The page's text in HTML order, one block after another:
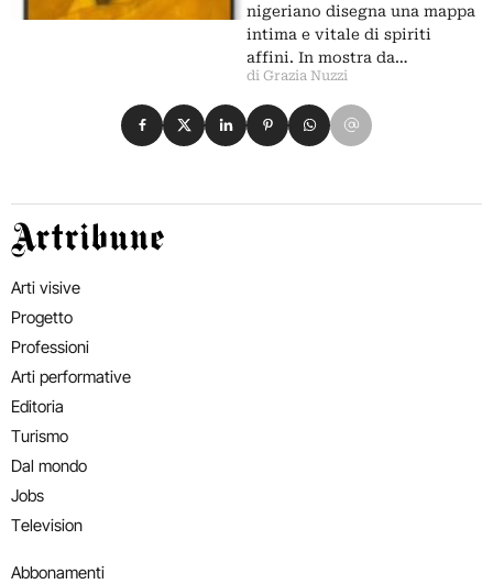
nigeriano disegna una mappa
intima e vitale di spiriti
affini. In mostra da…
di Grazia Nuzzi
Condividi su Facebook
Condividi su X
Condividi su LinkedIn
Condividi su Pinterest
Condividi su WhatsApp
Condividi su Email
Artribune
Arti visive
Progetto
Professioni
Arti performative
Editoria
Turismo
Dal mondo
Jobs
Television
Abbonamenti